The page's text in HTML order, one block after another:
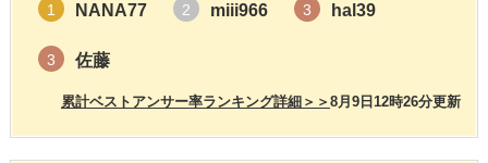
1 NANA77 2 miii966 3 hal39
3 佐藤
8月9日12時26分更新
累計ベストアンサー率ランキング詳細＞＞